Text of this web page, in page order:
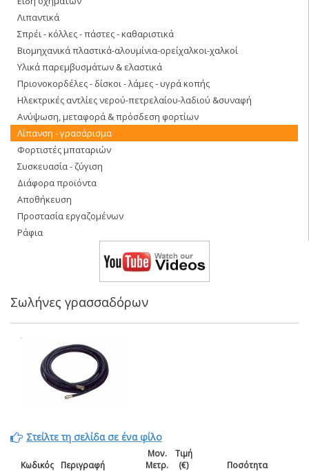
Λιπαντικά
Σπρέι - κόλλες - πάστες - καθαριστικά
Βιομηχανικά πλαστικά-αλουμίνια-ορείχαλκοι-χαλκοί
Υλικά παρεμβυσμάτων & ελαστικά
Πριονοκορδέλες - δίσκοι - λάμες - υγρά κοπής
Ηλεκτρικές αντλίες νερού-πετρελαίου-λαδιού &συναφή
Ανύψωση, μεταφορά & πρόσδεση φορτίων
Λίπανση - γρασάρισμα
Φορτιστές μπαταριών
Συσκευασία - ζύγιση
Διάφορα προϊόντα
Αποθήκευση
Προστασία εργαζομένων
Ράφια
Σωλήνες γρασσαδόρων
Στείλτε τη σελίδα σε ένα φίλο
Κωδικός Περιγραφή
Μον.
Μετρ.
Τιμή
(€)
Ποσότητα